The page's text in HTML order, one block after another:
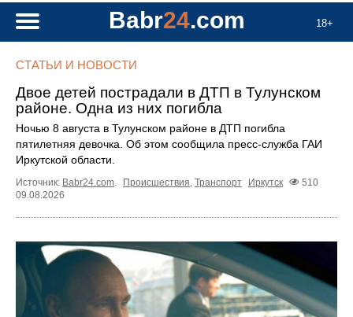
18+
Babr24.com
СТАТЬИ И НОВОСТИ
Двое детей пострадали в ДТП в Тулунском
районе. Одна из них погибла
Ночью 8 августа в Тулунском районе в ДТП погибла
пятилетняя девочка. Об этом сообщила пресс‑служба ГАИ
Иркутской области.
Источник: Babr24.com. Происшествия, Транспорт Иркутск
510
09.08.2026